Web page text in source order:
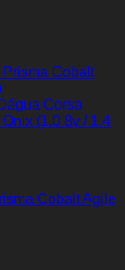
Cobalt Agile